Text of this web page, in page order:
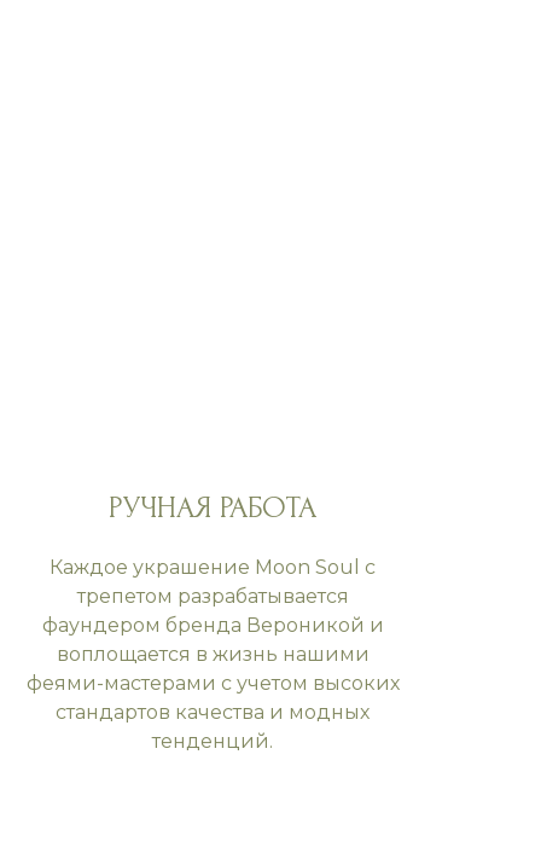
РУЧНАЯ РАБОТА
Каждое украшение Moon Soul с
трепетом разрабатывается
фаундером бренда Вероникой и
воплощается в жизнь нашими
феями-мастерами с учетом высоких
стандартов качества и модных
тенденций.